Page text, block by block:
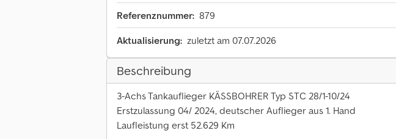
Referenznummer: 879
Aktualisierung: zuletzt am 07.07.2026
Beschreibung
3-Achs Tankauflieger KÄSSBOHRER Typ STC 28/1-10/24
Erstzulassung 04/ 2024, deutscher Auflieger aus 1. Hand
Laufleistung erst 52.629 Km